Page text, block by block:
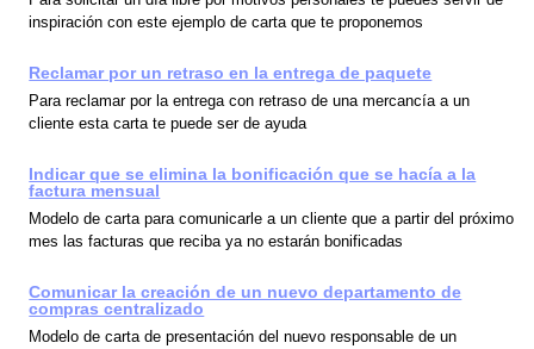
inspiración con este ejemplo de carta que te proponemos
Reclamar por un retraso en la entrega de paquete
Para reclamar por la entrega con retraso de una mercancía a un
cliente esta carta te puede ser de ayuda
Indicar que se elimina la bonificación que se hacía a la
factura mensual
Modelo de carta para comunicarle a un cliente que a partir del próximo
mes las facturas que reciba ya no estarán bonificadas
Comunicar la creación de un nuevo departamento de
compras centralizado
Modelo de carta de presentación del nuevo responsable de un